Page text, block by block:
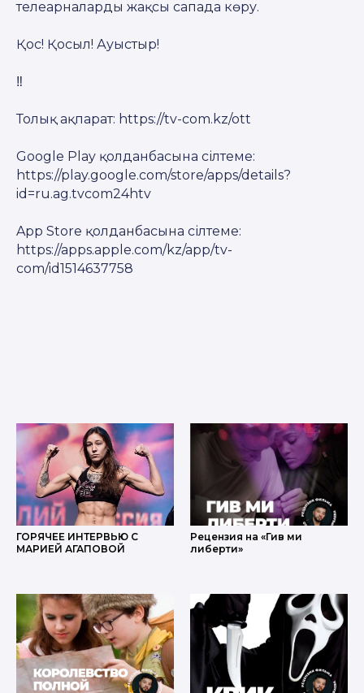
телеарналарды жақсы сапада көру.
Қос! Қосыл! Ауыстыр!
‼️
Толық ақпарат: https://tv-com.kz/ott
Google Play қолданбасына сілтеме:
https://play.google.com/store/apps/details?
id=ru.ag.tvcom24htv
App Store қолданбасына сілтеме:
https://apps.apple.com/kz/app/tv-
com/id1514637758
ГОРЯЧЕЕ ИНТЕРВЬЮ С
МАРИЕЙ АГАПОВОЙ
Рецензия на «Гив ми
либерти»